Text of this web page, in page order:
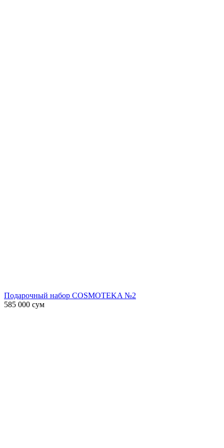
Подарочный набор COSMOTEKA №2
585 000 сум